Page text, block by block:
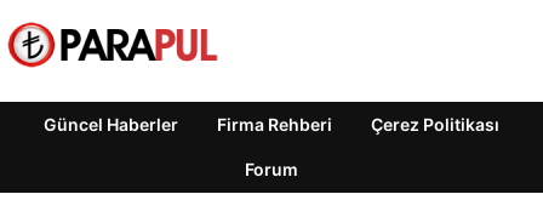
Güncel Haberler Firma Rehberi Çerez Politikası
Forum